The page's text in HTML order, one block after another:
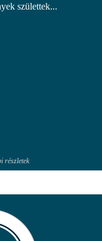
születtek...
részletek